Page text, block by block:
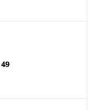
49